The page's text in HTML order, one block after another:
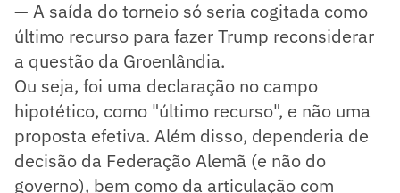
— A saída do torneio só seria cogitada como
último recurso para fazer Trump reconsiderar
a questão da Groenlândia.
Ou seja, foi uma declaração no campo
hipotético, como "último recurso", e não uma
proposta efetiva. Além disso, dependeria de
decisão da Federação Alemã (e não do
governo), bem como da articulação com